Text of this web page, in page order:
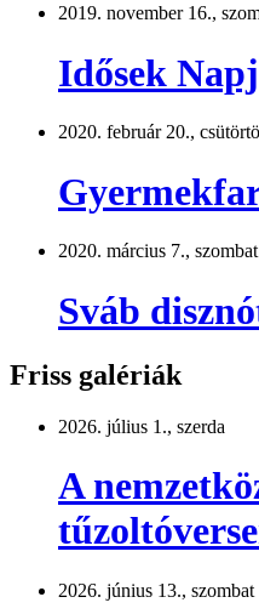
2019. november 16.,
Idősek
2020. február 20.,
2020. március 7., szombat
Sváb
Friss galériák
2026. július 1., szerda
A
2026. június 13., szombat